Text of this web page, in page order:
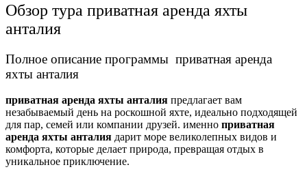
Обзор тура приватная аренда яхты
анталия
Полное описание программы приватная аренда
яхты анталия
приватная аренда яхты анталия предлагает вам
незабываемый день на роскошной яхте, идеально подходящей
для пар, семей или компании друзей. именно приватная
аренда яхты анталия дарит море великолепных видов и
комфорта, которые делает природа, превращая отдых в
уникальное приключение.